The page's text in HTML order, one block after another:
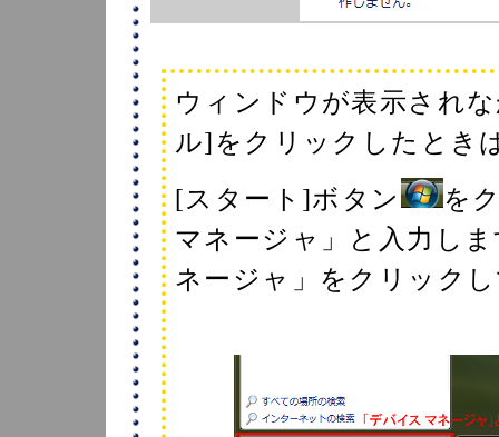
ウィンドウが表示され
ル]をクリックしたとき
[スタート]ボタン
を
マネージャ」と入力し
ネージャ」をクリック